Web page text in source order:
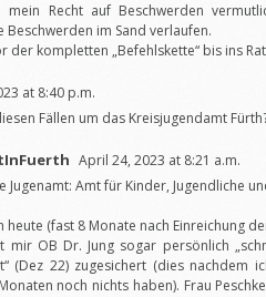
Recht auf Beschwerden
im Sand verlaufen.
der kompletten „Befehlskette“ bis ins
at 8:40 p.m.
Fällen um das Kreisjugendamt
April 24, 2023 at 8:21 a.m.
Jugenamt: Amt für Kinder, Jugendliche
heute (fast 8 Monate nach Einreichung
mir OB Dr. Jung sogar persönlich
(Dez 22) zugesichert (dies nachdem
noch nichts haben). Frau